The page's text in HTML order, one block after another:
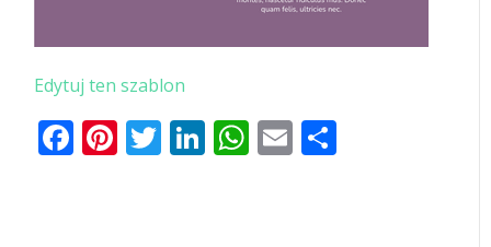
Edytuj ten szablon
Facebook
Pinterest
Twitter
LinkedIn
WhatsApp
Email